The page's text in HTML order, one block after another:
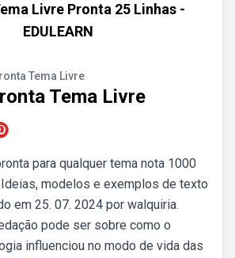
Livre Pronta 25 Linhas -
EDULEARN
Tema Livre
Tema Livre
para qualquer tema nota 1000
modelos e exemplos de texto
em 25. 07. 2024 por walquiria.
pode ser sobre como o
influenciou no modo de vida das